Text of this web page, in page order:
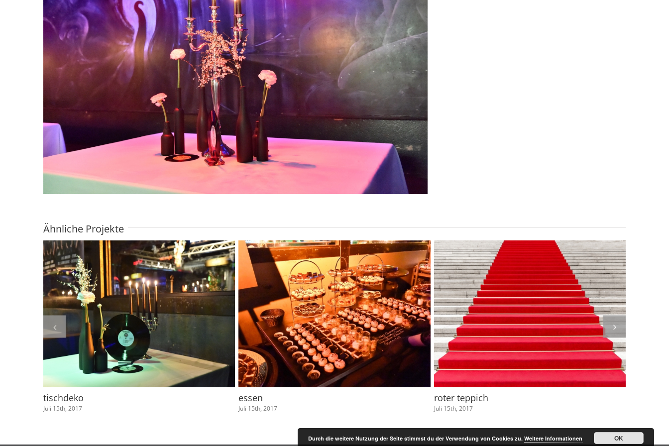
Ähnliche Projekte
tischdeko
Juli 15th, 2017
essen
Juli 15th, 2017
roter teppich
Juli 15th, 2017
Durch die weitere Nutzung der Seite stimmst du der Verwendung von Cookies zu. Weitere Informationen OK